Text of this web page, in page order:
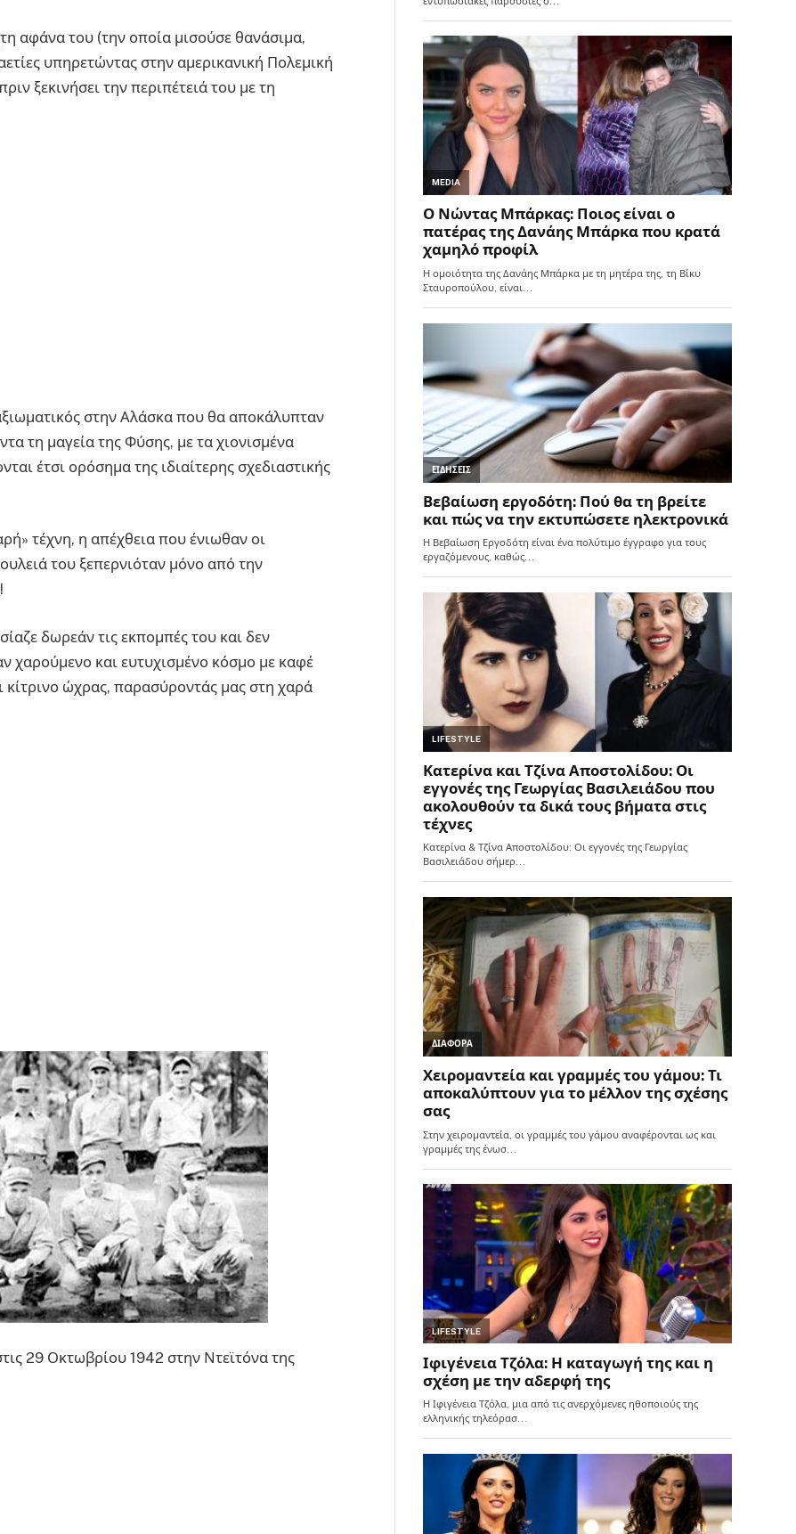
αφάνα του (την οποία μισούσε θανάσιμα,
υπηρετώντας στην αμερικανική Πολεμική
ξεκινήσει την περιπέτειά του με τη
στην Αλάσκα που θα αποκάλυπταν
τη μαγεία της Φύσης, με τα χιονισμένα
έτσι ορόσημα της ιδιαίτερης σχεδιαστικής
τέχνη, η απέχθεια που ένιωθαν οι
του ξεπερνιόταν μόνο από την
δωρεάν τις εκπομπές του και δεν
χαρούμενο και ευτυχισμένο κόσμο με καφέ
κίτρινο ώχρας, παρασύροντάς μας στη χαρά
29 Οκτωβρίου 1942 στην Ντεϊτόνα της